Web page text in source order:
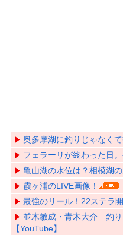
奥多摩湖に釣りじゃなく
フェラーリが終わった日
亀山湖の水位は？相模湖
霞ヶ浦のLIVE画像！
最強のリール！22ステラ
並木敏成・青木大介 釣
【YouTube】